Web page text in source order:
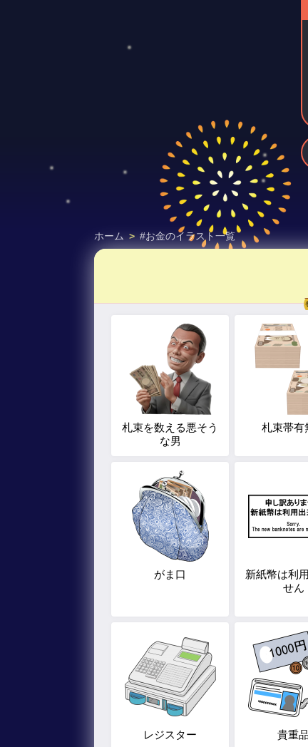
ホーム > #お金のイラスト一覧
札束を数える悪そう
な男
札束帯有
がま口
新紙幣は利
せん
レジスター 貴重品